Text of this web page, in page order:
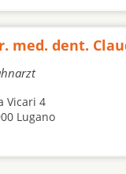
med. dent.
Vicari 4
Lugano